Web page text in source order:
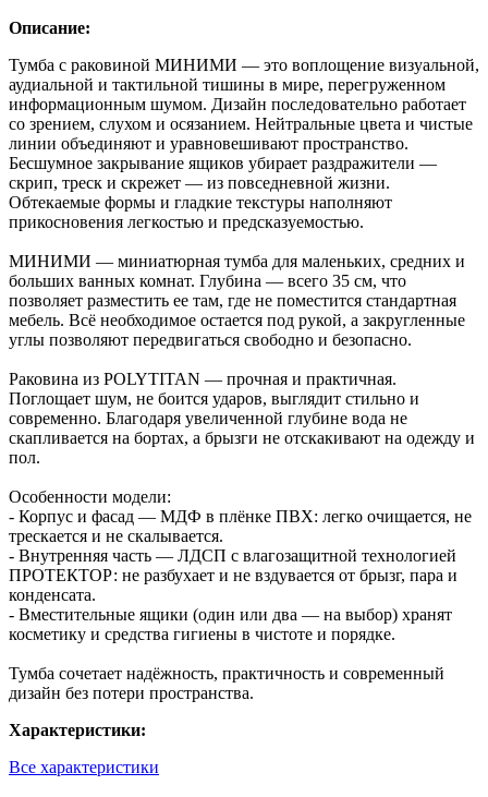
Описание:
Тумба с раковиной МИНИМИ — это воплощение визуальной,
аудиальной и тактильной тишины в мире, перегруженном
информационным шумом. Дизайн последовательно работает
со зрением, слухом и осязанием. Нейтральные цвета и чистые
линии объединяют и уравновешивают пространство.
Бесшумное закрывание ящиков убирает раздражители —
скрип, треск и скрежет — из повседневной жизни.
Обтекаемые формы и гладкие текстуры наполняют
прикосновения легкостью и предсказуемостью.
МИНИМИ — миниатюрная тумба для маленьких, средних и
больших ванных комнат. Глубина — всего 35 см, что
позволяет разместить ее там, где не поместится стандартная
мебель. Всё необходимое остается под рукой, а закругленные
углы позволяют передвигаться свободно и безопасно.
Раковина из POLYTITAN — прочная и практичная.
Поглощает шум, не боится ударов, выглядит стильно и
современно. Благодаря увеличенной глубине вода не
скапливается на бортах, а брызги не отскакивают на одежду и
пол.
Особенности модели:
- Корпус и фасад — МДФ в плёнке ПВХ: легко очищается, не
трескается и не скалывается.
- Внутренняя часть — ЛДСП с влагозащитной технологией
ПРОТЕКТОР: не разбухает и не вздувается от брызг, пара и
конденсата.
- Вместительные ящики (один или два — на выбор) хранят
косметику и средства гигиены в чистоте и порядке.
Тумба сочетает надёжность, практичность и современный
дизайн без потери пространства.
Характеристики:
Все характеристики